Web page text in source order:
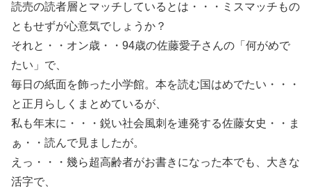
読売の読者層とマッチしているとは・・・ミスマッチもの
ともせずが心意気でしょうか？
それと・・オン歳・・94歳の佐藤愛子さんの「何がめで
たい」で、
毎日の紙面を飾った小学館。本を読む国はめでたい・・・
と正月らしくまとめているが、
私も年末に・・・鋭い社会風刺を連発する佐藤女史・・ま
ぁ・・読んで見ましたが。
えっ・・・幾ら超高齢者がお書きになった本でも、大きな
活字で、